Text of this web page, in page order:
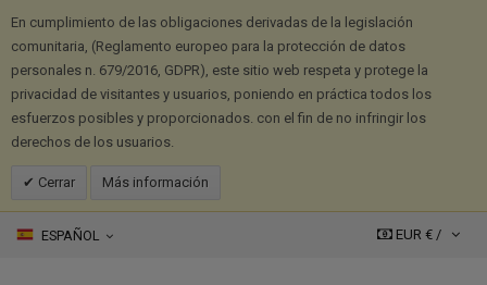
En cumplimiento de las obligaciones derivadas de la legislación
comunitaria, (Reglamento europeo para la protección de datos
personales n. 679/2016, GDPR), este sitio web respeta y protege la
privacidad de visitantes y usuarios, poniendo en práctica todos los
esfuerzos posibles y proporcionados. con el fin de no infringir los
derechos de los usuarios.
Cerrar Más información
ESPAÑOL EUR € /